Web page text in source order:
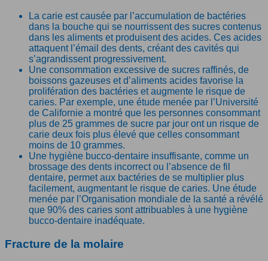
La carie est causée par l’accumulation de bactéries
dans la bouche qui se nourrissent des sucres contenus
dans les aliments et produisent des acides. Ces acides
attaquent l’émail des dents, créant des cavités qui
s’agrandissent progressivement.
Une consommation excessive de sucres raffinés, de
boissons gazeuses et d’aliments acides favorise la
prolifération des bactéries et augmente le risque de
caries. Par exemple, une étude menée par l’Université
de Californie a montré que les personnes consommant
plus de 25 grammes de sucre par jour ont un risque de
carie deux fois plus élevé que celles consommant
moins de 10 grammes.
Une hygiène bucco-dentaire insuffisante, comme un
brossage des dents incorrect ou l’absence de fil
dentaire, permet aux bactéries de se multiplier plus
facilement, augmentant le risque de caries. Une étude
menée par l’Organisation mondiale de la santé a révélé
que 90% des caries sont attribuables à une hygiène
bucco-dentaire inadéquate.
Fracture de la molaire